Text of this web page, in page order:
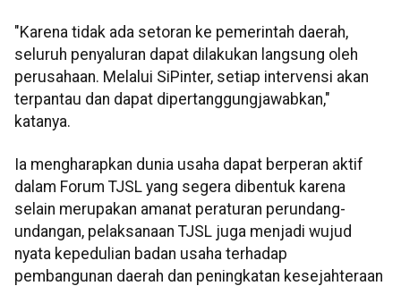
"Karena tidak ada setoran ke pemerintah daerah,
seluruh penyaluran dapat dilakukan langsung oleh
perusahaan. Melalui SiPinter, setiap intervensi akan
terpantau dan dapat dipertanggungjawabkan,"
katanya.
Ia mengharapkan dunia usaha dapat berperan aktif
dalam Forum TJSL yang segera dibentuk karena
selain merupakan amanat peraturan perundang-
undangan, pelaksanaan TJSL juga menjadi wujud
nyata kepedulian badan usaha terhadap
pembangunan daerah dan peningkatan kesejahteraan